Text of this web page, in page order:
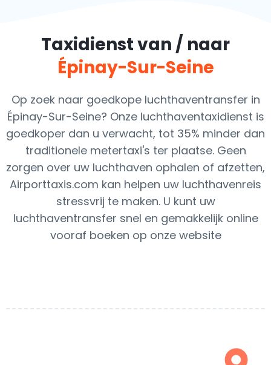
Taxidienst van / naar
Épinay-Sur-Seine
Op zoek naar goedkope luchthaventransfer in
Épinay-Sur-Seine? Onze luchthaventaxidienst is
goedkoper dan u verwacht, tot 35% minder dan
traditionele metertaxi's ter plaatse. Geen
zorgen over uw luchthaven ophalen of afzetten,
Airporttaxis.com kan helpen uw luchthavenreis
stressvrij te maken. U kunt uw
luchthaventransfer snel en gemakkelijk online
vooraf boeken op onze website